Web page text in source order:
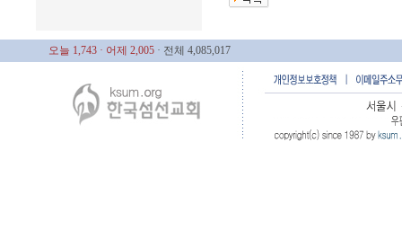
오늘 1,743 · 어제 2,005 · 전체 4,085,017